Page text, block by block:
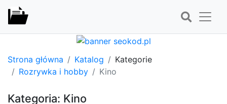
Strona główna Katalog
Kategorie
Rozrywka i hobby
Kino
Kategoria: Kino